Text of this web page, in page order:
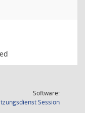
Software:
Session(Wird in